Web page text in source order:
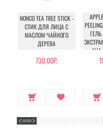
NONCO TEA TREE STICK -
СТИК ДЛЯ ЛИЦА C
МАСЛОМ ЧАЙНОГО
ДЕРЕВА
730.00Р.